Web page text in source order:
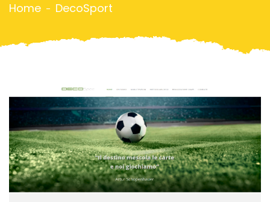
Home DecoSport